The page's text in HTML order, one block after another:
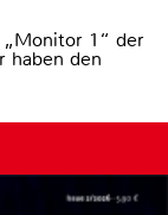
1“ der
haben den